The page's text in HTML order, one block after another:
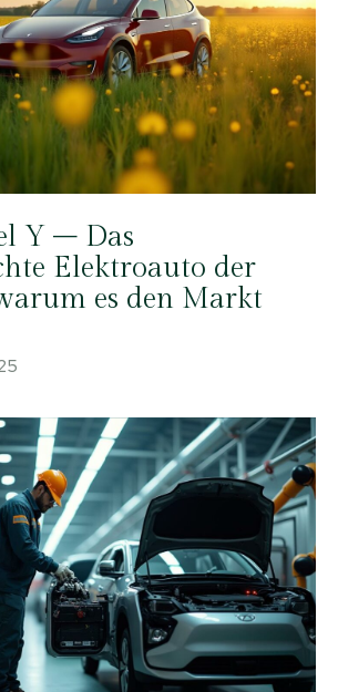
Y – Das
Elektroauto der
es den Markt